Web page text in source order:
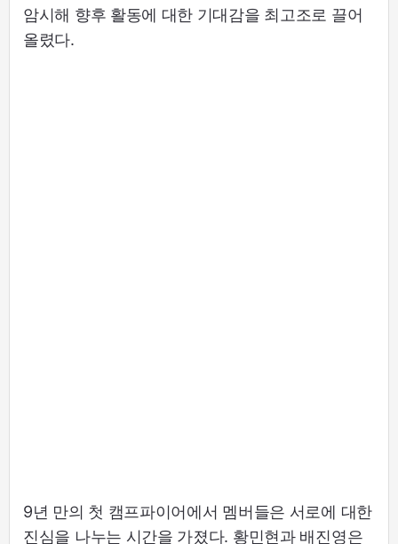
암시해 향후 활동에 대한 기대감을 최고조로 끌어
올렸다.
9년 만의 첫 캠프파이어에서 멤버들은 서로에 대한
진심을 나누는 시간을 가졌다. 황민현과 배진영은